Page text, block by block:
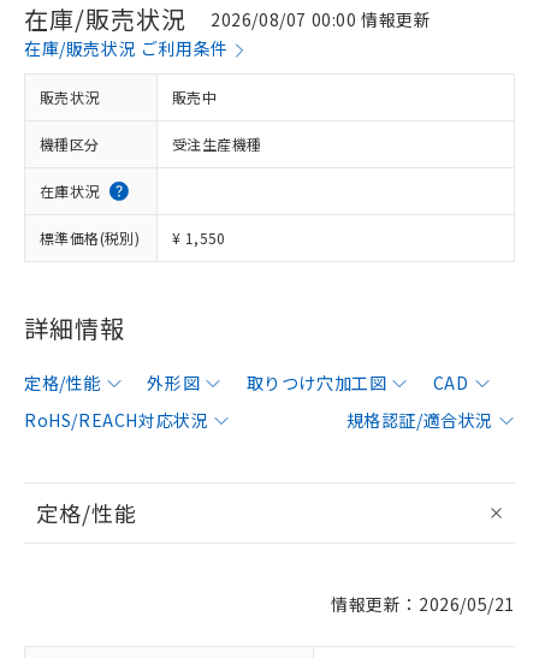
在庫/販売状況
2026/08/07 00:00 情報更新
在庫/販売状況 ご利用条件
販売状況 販売中
機種区分 受注生産機種
在庫状況
標準価格(税別) ¥ 1,550
詳細情報
定格/性能 外形図 取りつけ穴加工図
CAD
RoHS/REACH対応状況
規格認証/適合状況
定格/性能
情報更新：2026/05/21